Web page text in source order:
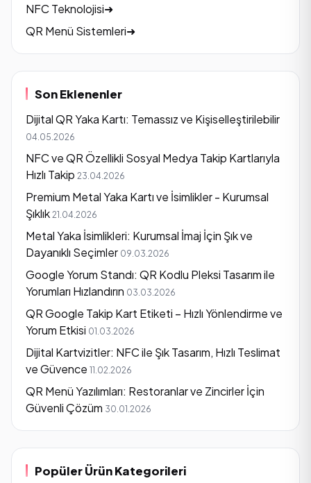
NFC Teknolojisi➜
QR Menü Sistemleri➜
Son Eklenenler
Dijital QR Yaka Kartı: Temassız ve Kişiselleştirilebilir
04.05.2026
NFC ve QR Özellikli Sosyal Medya Takip Kartlarıyla
Hızlı Takip 23.04.2026
Premium Metal Yaka Kartı ve İsimlikler - Kurumsal
Şıklık 21.04.2026
Metal Yaka İsimlikleri: Kurumsal İmaj İçin Şık ve
Dayanıklı Seçimler 09.03.2026
Google Yorum Standı: QR Kodlu Pleksi Tasarım ile
Yorumları Hızlandırın 03.03.2026
QR Google Takip Kart Etiketi – Hızlı Yönlendirme ve
Yorum Etkisi 01.03.2026
Dijital Kartvizitler: NFC ile Şık Tasarım, Hızlı Teslimat
ve Güvence 11.02.2026
QR Menü Yazılımları: Restoranlar ve Zincirler İçin
Güvenli Çözüm 30.01.2026
Popüler Ürün Kategorileri